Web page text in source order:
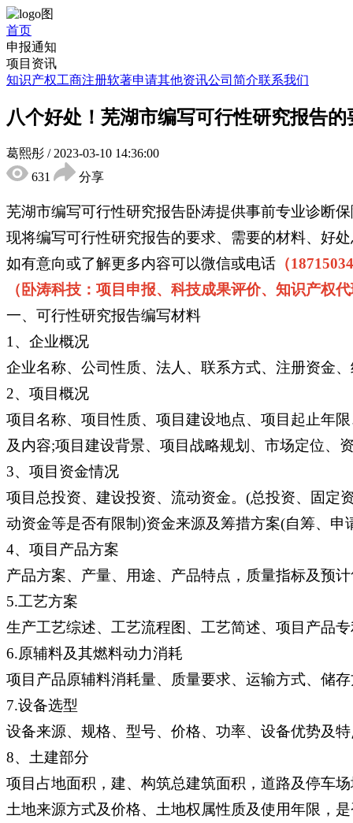
首页
申报通知
项目资讯
知识产权工商注册软著申请其他资讯公司简介联系我们
八个好处！芜湖市编写可行性研究报告的
葛熙彤 / 2023-03-10 14:36:00
631
分享
芜湖市编写可行性研究报告卧涛提供事前专业诊断
现将编写可行性研究报告的要求、需要的材料、好
如有意向或了解更多内容可以微信或电话 （
（卧涛科技：项目申报、科技成果评价、知识产权
一、可行性研究报告编写材料
1、企业概况
企业名称、公司性质、法人、联系方式、注册资金
2、项目概况
项目名称、项目性质、项目建设地点、项目起止年
及内容;项目建设背景、项目战略规划、市场定位、
3、项目资金情况
项目总投资、建设投资、流动资金。(总投资、固定
动资金等是否有限制)资金来源及筹措方案(自筹、申
4、项目产品方案
产品方案、产量、用途、产品特点，质量指标及预
5.工艺方案
生产工艺综述、工艺流程图、工艺简述、项目产品
6.原辅料及其燃料动力消耗
项目产品原辅料消耗量、质量要求、运输方式、储
7.设备选型
设备来源、规格、型号、价格、功率、设备优势及
8、土建部分
项目占地面积，建、构筑总建筑面积，道路及停车
土地来源方式及价格、土地权属性质及使用年限，